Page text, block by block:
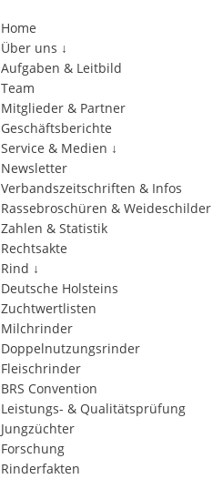
Home
Über uns ↓
Aufgaben & Leitbild
Team
Mitglieder & Partner
Geschäftsberichte
Service & Medien ↓
Newsletter
Verbandszeitschriften & Infos
Rassebroschüren & Weideschilder
Zahlen & Statistik
Rechtsakte
Rind ↓
Deutsche Holsteins
Zuchtwertlisten
Milchrinder
Doppelnutzungsrinder
Fleischrinder
BRS Convention
Leistungs- & Qualitätsprüfung
Jungzüchter
Forschung
Rinderfakten